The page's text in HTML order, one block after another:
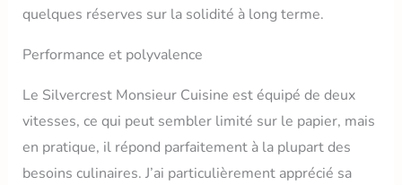
quelques réserves sur la solidité à long terme.
Performance et polyvalence
Le Silvercrest Monsieur Cuisine est équipé de deux
vitesses, ce qui peut sembler limité sur le papier, mais
en pratique, il répond parfaitement à la plupart des
besoins culinaires. J’ai particulièrement apprécié sa